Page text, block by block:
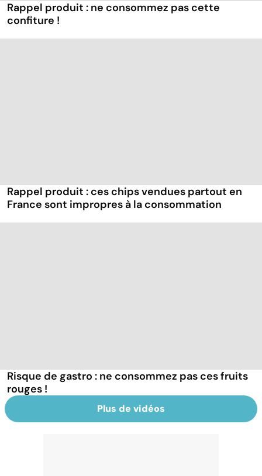
Rappel produit : ne consommez pas cette
confiture !
Rappel produit : ces chips vendues partout en
France sont impropres à la consommation
Risque de gastro : ne consommez pas ces fruits
rouges !
Plus de vidéos